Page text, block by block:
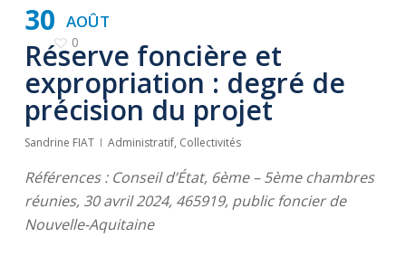
AOÛT
30
0
Réserve foncière et
expropriation : degré de
précision du projet
Sandrine FIAT Administratif, Collectivités
Références : Conseil d’État, 6ème – 5ème chambres
réunies, 30 avril 2024, 465919, public foncier de
Nouvelle-Aquitaine